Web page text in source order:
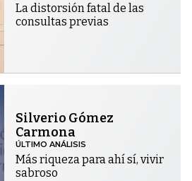
La distorsión fatal de las
consultas previas
Silverio Gómez
Carmona
ÚLTIMO ANÁLISIS
Más riqueza para ahí sí, vivir
sabroso